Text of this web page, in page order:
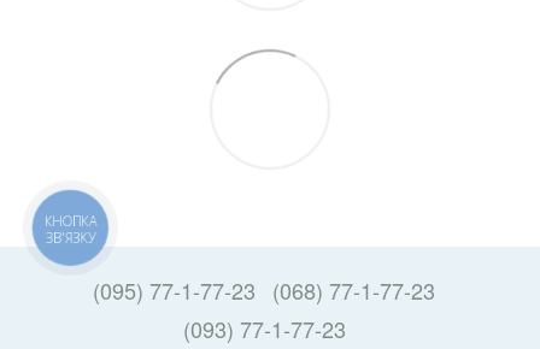
(095) 77-1-77-23
(068) 77-1-77-23
(093) 77-1-77-23
КНОПКА
ЗВ'ЯЗКУ